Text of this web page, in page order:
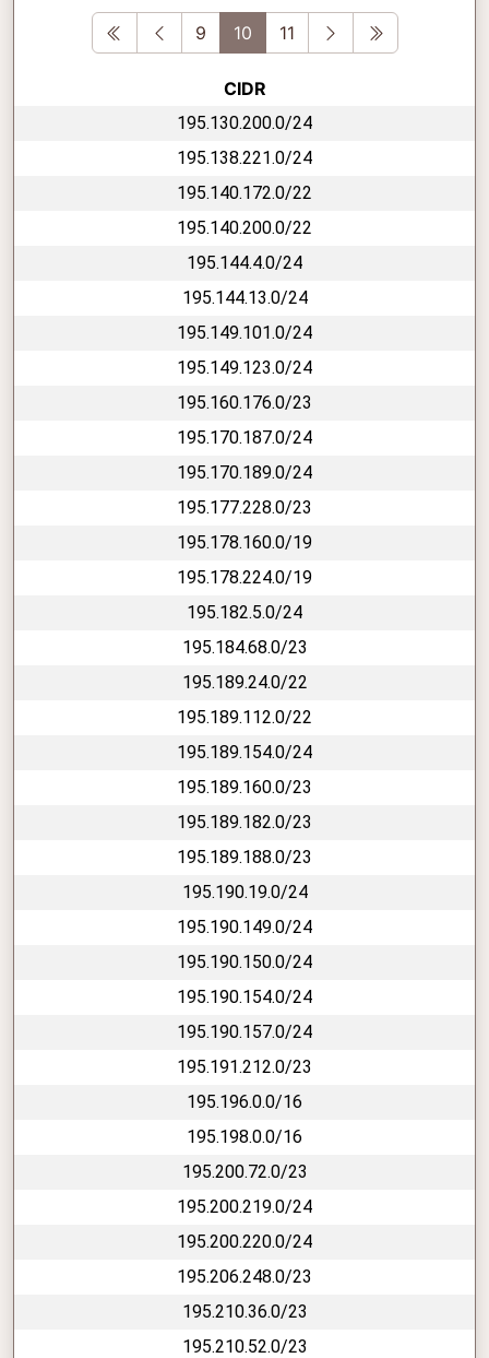
First Previous
9 10 11 Next Last
CIDR
195.130.200.0/24
195.138.221.0/24
195.140.172.0/22
195.140.200.0/22
195.144.4.0/24
195.144.13.0/24
195.149.101.0/24
195.149.123.0/24
195.160.176.0/23
195.170.187.0/24
195.170.189.0/24
195.177.228.0/23
195.178.160.0/19
195.178.224.0/19
195.182.5.0/24
195.184.68.0/23
195.189.24.0/22
195.189.112.0/22
195.189.154.0/24
195.189.160.0/23
195.189.182.0/23
195.189.188.0/23
195.190.19.0/24
195.190.149.0/24
195.190.150.0/24
195.190.154.0/24
195.190.157.0/24
195.191.212.0/23
195.196.0.0/16
195.198.0.0/16
195.200.72.0/23
195.200.219.0/24
195.200.220.0/24
195.206.248.0/23
195.210.36.0/23
195.210.52.0/23